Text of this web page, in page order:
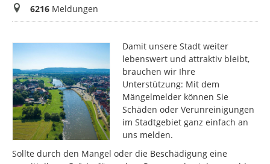
Meldungen
6216 Meldungen
Damit unsere Stadt weiter
lebenswert und attraktiv bleibt,
brauchen wir Ihre
Unterstützung: Mit dem
Mängelmelder können Sie
Schäden oder Verunreinigungen
im Stadtgebiet ganz einfach an
uns melden.
Sollte durch den Mangel oder die Beschädigung eine